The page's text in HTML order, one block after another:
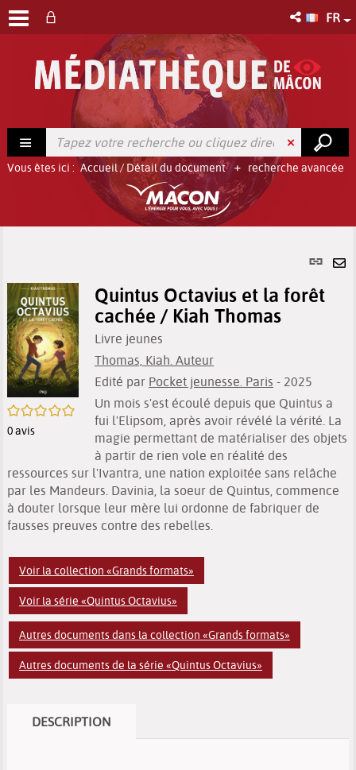
FR
recherche avancée
Vous êtes ici : Accueil/ Détail du document
Lien
/5
0avis
Quintus Octavius et la forêt
cachée / Kiah Thomas
Livre jeunes
Thomas, Kiah. Auteur
Edité par Pocket jeunesse. Paris - 2025
Un mois s'est écoulé depuis que Quintus a
fui l'Elipsom, après avoir révélé la vérité. La
magie permettant de matérialiser des objets
à partir de rien vole en réalité des
ressources sur l'Ivantra, une nation exploitée sans relâche
par les Mandeurs. Davinia, la soeur de Quintus, commence
à douter lorsque leur mère lui ordonne de fabriquer de
fausses preuves contre des rebelles.
Voir la collection «Grands formats»
Voir la série «Quintus Octavius»
Autres documents dans la collection «Grands formats»
Autres documents de la série «Quintus Octavius»
DESCRIPTION